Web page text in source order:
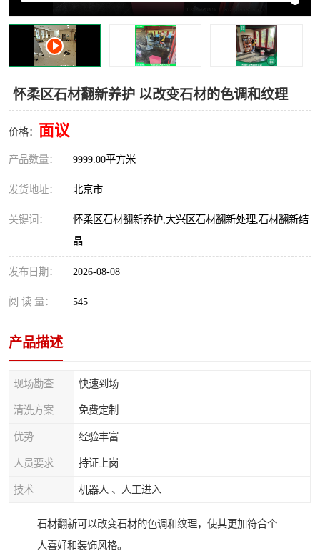
怀柔区石材翻新养护 以改变石材的色调和纹理
价格： 面议
产品数量： 9999.00平方米
发货地址： 北京市
关键词：
怀柔区石材翻新养护,大兴区石材翻新处理,石材翻新结
晶
发布日期： 2026-08-08
阅 读 量： 545
产品描述
现场勘查 快速到场
清洗方案 免费定制
优势 经验丰富
人员要求 持证上岗
技术 机器人 、人工进入
石材翻新可以改变石材的色调和纹理，使其更加符合个
人喜好和装饰风格。